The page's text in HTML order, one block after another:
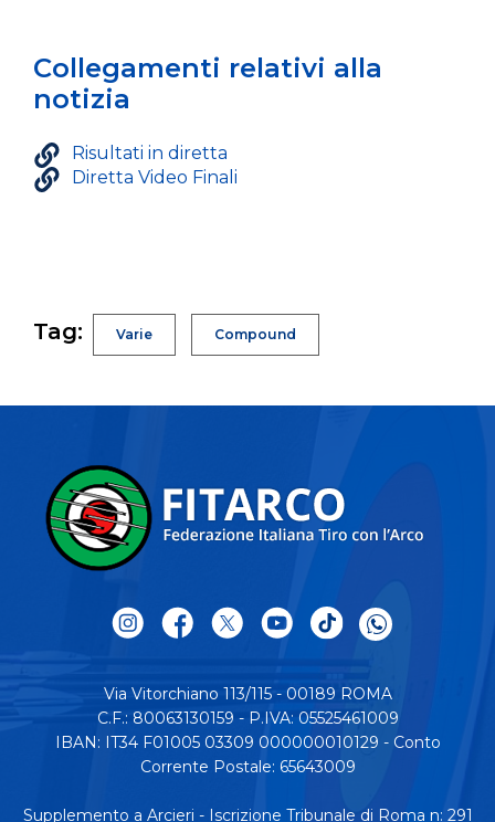
Collegamenti relativi alla
notizia
Risultati in diretta
Diretta Video Finali
Tag: Varie Compound
Via Vitorchiano 113/115 - 00189 ROMA
C.F.: 80063130159 - P.IVA: 05525461009
IBAN: IT34 F01005 03309 000000010129 - Conto
Corrente Postale: 65643009
Supplemento a Arcieri - Iscrizione Tribunale di Roma n: 291